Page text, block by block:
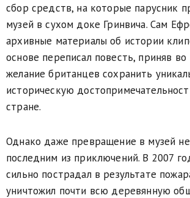
сбор средств, на которые парусник
музей в сухом доке Гринвича. Сам
архивные материалы об истории
основе переписал повесть, приняв
желание британцев сохранить
историческую
стране.
Однако даже превращение в музей не
последним из приключений. В 2007
сильно пострадал в результате
уничтожил почти всю деревянную